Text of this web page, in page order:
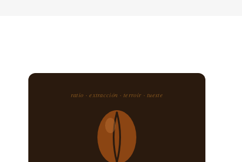
ratio · extracción · terroir · tueste